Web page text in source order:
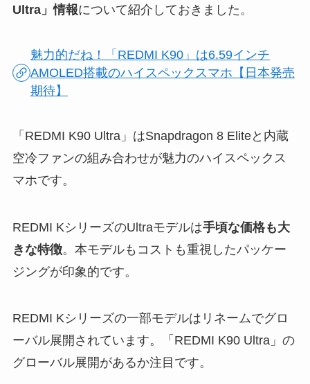
Ultra」情報について紹介しておきました。
魅力的だね！「REDMI K90」は6.59インチ
AMOLED搭載のハイスペックスマホ【日本発売
期待】
「REDMI K90 Ultra」はSnapdragon 8 Eliteと内蔵
空冷ファンの組み合わせが魅力のハイスペックス
マホです。
REDMI KシリーズのUltraモデルは手頃な価格も大
きな特徴。本モデルもコストも重視したパッケー
ジングが印象的です。
REDMI Kシリーズの一部モデルはリネームでグロ
ーバル展開されています。「REDMI K90 Ultra」の
グローバル展開があるか注目です。